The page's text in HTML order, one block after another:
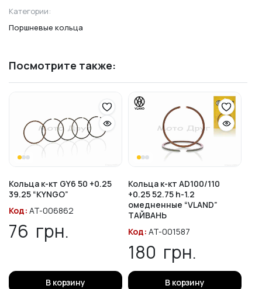
Категории:
Поршневые кольца
Посмотрите также:
Кольца к-кт GY6 50 +0.25
39.25 “KYNGO”
Код: AT-006862
76 грн.
В корзину
Кольца к-кт AD100/110
+0.25 52.75 h-1.2
омедненные “VLAND”
ТАЙВАНЬ
Код: AT-001587
180 грн.
В корзину